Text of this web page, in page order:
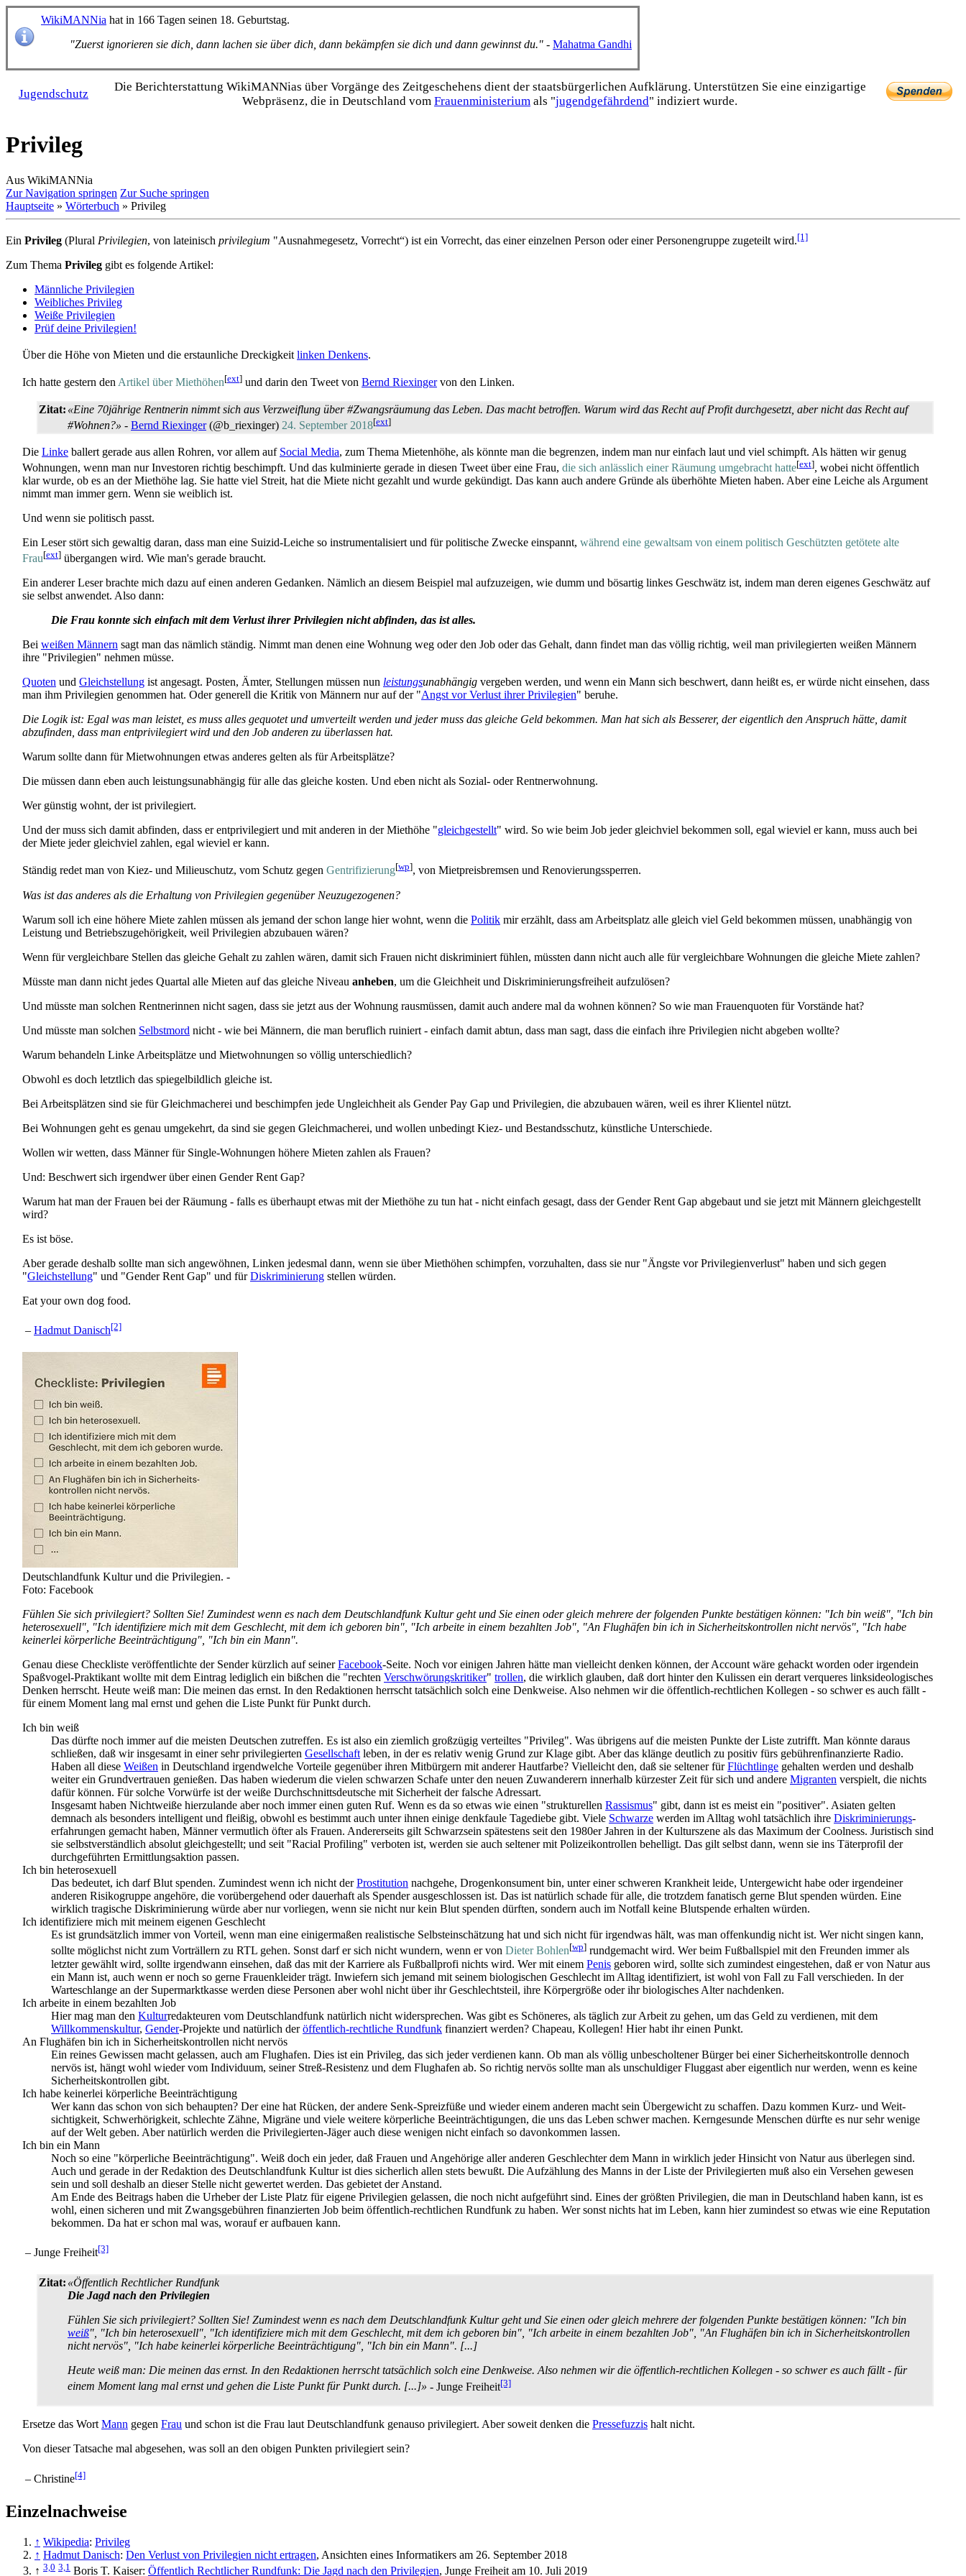
WikiMANNia hat in 166 Tagen seinen 18. Geburtstag.
"Zuerst ignorieren sie dich, dann lachen sie über dich, dann bekämpfen sie dich und dann gewinnst du." - Mahatma Gandhi
Jugendschutz
Die Bericht­erstattung WikiMANNias über Vorgänge des Zeitgeschehens dient der staats­bürgerlichen Aufklärung. Unterstützen Sie eine einzig­artige
Webpräsenz, die in Deutschland vom Frauen­ministerium als "jugend­gefährdend" indiziert wurde.
Privileg
Aus WikiMANNia
Zur Navigation springen Zur Suche springen
Hauptseite » Wörterbuch » Privileg
Ein Privileg (Plural Privilegien, von lateinisch privilegium "Ausnahmegesetz, Vorrecht“) ist ein Vorrecht, das einer einzelnen Person oder einer Personen­gruppe zugeteilt wird.[1]
Zum Thema Privileg gibt es folgende Artikel:
Männliche Privilegien
Weibliches Privileg
Weiße Privilegien
Prüf deine Privilegien!
Über die Höhe von Mieten und die erstaunliche Dreckigkeit linken Denkens.
Ich hatte gestern denArtikel über Miethöhen[ext] und darin den Tweet von Bernd Riexingervon den Linken.
Zitat: «Eine 70jährige Rentnerin nimmt sich aus Verzweiflung über #Zwangsräumung das Leben. Das macht betroffen. Warum wird das Recht auf Profit durchgesetzt, aber nicht das Recht auf
#Wohnen?» - Bernd Riexinger(@b_riexinger) 24. September 2018[ext]
Die Linke ballert gerade aus allen Rohren, vor allem auf Social Media, zum Thema Mietenhöhe, als könnte man die begrenzen, indem man nur einfach laut und viel schimpft. Als hätten wir genug
Wohnungen, wenn man nur Investoren richtig beschimpft. Und das kulminierte gerade in diesen Tweet über eine Frau, die sich anlässlich einer Räumung umgebracht hatte[ext], wobei nicht öffentlich
klar wurde, ob es an der Miethöhe lag. Sie hatte viel Streit, hat die Miete nicht gezahlt und wurde gekündigt. Das kann auch andere Gründe als überhöhte Mieten haben. Aber eine Leiche als Argument
nimmt man immer gern. Wenn sie weiblich ist.
Und wenn sie politisch passt.
Ein Leser stört sich gewaltig daran, dass man eine Suizid-Leiche so instrumentalisiert und für politische Zwecke einspannt, während eine gewaltsam von einem politisch Geschützten getötete alte
Frau[ext] übergangen wird. Wie man's gerade braucht.
Ein anderer Leser brachte mich dazu auf einen anderen Gedanken. Nämlich an diesem Beispiel mal aufzuzeigen, wie dumm und bösartig linkes Geschwätz ist, indem man deren eigenes Geschwätz auf
sie selbst anwendet. Also dann:
Die Frau konnte sich einfach mit dem Verlust ihrer Privilegien nicht abfinden, das ist alles.
Bei weißen Männern sagt man das nämlich ständig. Nimmt man denen eine Wohnung weg oder den Job oder das Gehalt, dann findet man das völlig richtig, weil man privilegierten weißen Männern
ihre "Privilegien" nehmen müsse.
Quoten und Gleichstellung ist angesagt. Posten, Ämter, Stellungen müssen nun leistungs­unabhängig vergeben werden, und wenn ein Mann sich beschwert, dann heißt es, er würde nicht einsehen, dass
man ihm Privilegien genommen hat. Oder generell die Kritik von Männern nur auf der "Angst vor Verlust ihrer Privilegien" beruhe.
Die Logik ist: Egal was man leistet, es muss alles gequotet und umverteilt werden und jeder muss das gleiche Geld bekommen. Man hat sich als Besserer, der eigentlich den Anspruch hätte, damit
abzufinden, dass man entprivilegiert wird und den Job anderen zu überlassen hat.
Warum sollte dann für Miet­wohnungen etwas anderes gelten als für Arbeits­plätze?
Die müssen dann eben auch leistungs­unabhängig für alle das gleiche kosten. Und eben nicht als Sozial- oder Rentner­wohnung.
Wer günstig wohnt, der ist privilegiert.
Und der muss sich damit abfinden, dass er entprivilegiert und mit anderen in der Miethöhe "gleichgestellt" wird. So wie beim Job jeder gleichviel bekommen soll, egal wieviel er kann, muss auch bei
der Miete jeder gleichviel zahlen, egal wieviel er kann.
Ständig redet man von Kiez- und Milieu­schutz, vom Schutz gegen Gentrifizierung[wp], von Mietpreis­bremsen und Renovierungs­sperren.
Was ist das anderes als die Erhaltung von Privilegien gegenüber Neu­zu­gezogenen?
Warum soll ich eine höhere Miete zahlen müssen als jemand der schon lange hier wohnt, wenn die Politik mir erzählt, dass am Arbeitsplatz alle gleich viel Geld bekommen müssen, unabhängig von
Leistung und Betriebs­zu­gehörigkeit, weil Privilegien abzubauen wären?
Wenn für vergleichbare Stellen das gleiche Gehalt zu zahlen wären, damit sich Frauen nicht diskriminiert fühlen, müssten dann nicht auch alle für vergleichbare Wohnungen die gleiche Miete zahlen?
Müsste man dann nicht jedes Quartal alle Mieten auf das gleiche Niveau anheben, um die Gleichheit und Diskriminierungs­freiheit aufzulösen?
Und müsste man solchen Rentnerinnen nicht sagen, dass sie jetzt aus der Wohnung rausmüssen, damit auch andere mal da wohnen können? So wie man Frauenquoten für Vorstände hat?
Und müsste man solchen Selbstmord nicht - wie bei Männern, die man beruflich ruiniert - einfach damit abtun, dass man sagt, dass die einfach ihre Privilegien nicht abgeben wollte?
Warum behandeln Linke Arbeitsplätze und Miet­wohnungen so völlig unterschiedlich?
Obwohl es doch letztlich das spiegelbildlich gleiche ist.
Bei Arbeitsplätzen sind sie für Gleichmacherei und beschimpfen jede Ungleichheit als Gender Pay Gap und Privilegien, die abzubauen wären, weil es ihrer Klientel nützt.
Bei Wohnungen geht es genau umgekehrt, da sind sie gegen Gleichmacherei, und wollen unbedingt Kiez- und Bestands­schutz, künstliche Unterschiede.
Wollen wir wetten, dass Männer für Single-Wohnungen höhere Mieten zahlen als Frauen?
Und: Beschwert sich irgendwer über einen Gender Rent Gap?
Warum hat man der Frauen bei der Räumung - falls es überhaupt etwas mit der Miethöhe zu tun hat - nicht einfach gesagt, dass der Gender Rent Gap abgebaut und sie jetzt mit Männern gleich­gestellt
wird?
Es ist böse.
Aber gerade deshalb sollte man sich angewöhnen, Linken jedesmal dann, wenn sie über Miethöhen schimpfen, vorzuhalten, dass sie nur "Ängste vor Privilegien­verlust" haben und sich gegen
"Gleichstellung" und "Gender Rent Gap" und fürDiskriminierung stellen würden.
Eat your own dog food.
– Hadmut Danisch[2]
Deutschlandfunk Kultur und die Privilegien. -
Foto: Facebook
Fühlen Sie sich privilegiert? Sollten Sie! Zumindest wenn es nach dem Deutschlandfunk Kultur geht und Sie einen oder gleich mehrere der folgenden Punkte bestätigen können: "Ich bin weiß", "Ich bin
heterosexuell", "Ich identifiziere mich mit dem Geschlecht, mit dem ich geboren bin", "Ich arbeite in einem bezahlten Job", "An Flughäfen bin ich in Sicherheits­kontrollen nicht nervös", "Ich habe
keinerlei körperliche Beeinträchtigung", "Ich bin ein Mann".
Genau diese Checkliste veröffentlichte der Sender kürzlich auf seinerFacebook-Seite. Noch vor einigen Jahren hätte man vielleicht denken können, der Account wäre gehackt worden oder irgendein
Spaßvogel-Praktikant wollte mit dem Eintrag lediglich ein bißchen die "rechten Verschwörungs­kritiker" trollen, die wirklich glauben, daß dort hinter den Kulissen ein derart verqueres links­ideologisches
Denken herrscht. Heute weiß man: Die meinen das ernst. In den Redaktionen herrscht tatsächlich solch eine Denkweise. Also nehmen wir die öffentlich-rechtlichen Kollegen - so schwer es auch fällt -
für einem Moment lang mal ernst und gehen die Liste Punkt für Punkt durch.
Ich bin weiß
Das dürfte noch immer auf die meisten Deutschen zutreffen. Es ist also ein ziemlich großzügig verteiltes "Privileg". Was übrigens auf die meisten Punkte der Liste zutrifft. Man könnte daraus
schließen, daß wir insgesamt in einer sehr privilegierten Gesellschaft leben, in der es relativ wenig Grund zur Klage gibt. Aber das klänge deutlich zu positiv fürs gebühren­finanzierte Radio.
Haben all diese Weißen in Deutschland irgendwelche Vorteile gegenüber ihren Mitbürgern mit anderer Hautfarbe? Vielleicht den, daß sie seltener fürFlüchtlinge gehalten werden und deshalb
weiter ein Grundvertrauen genießen. Das haben wiederum die vielen schwarzen Schafe unter den neuen Zuwanderern innerhalb kürzester Zeit für sich und andere Migranten verspielt, die nichts
dafür können. Für solche Vorwürfe ist der weiße Durchschnitts­deutsche mit Sicherheit der falsche Adressart.
Insgesamt haben Nichtweiße hierzulande aber noch immer einen guten Ruf. Wenn es da so etwas wie einen "strukturellen Rassismus" gibt, dann ist es meist ein "positiver". Asiaten gelten
demnach als besonders intelligent und fleißig, obwohl es bestimmt auch unter ihnen einige denkfaule Tagediebe gibt. Viele Schwarze werden im Alltag wohl tatsächlich ihre Diskriminierungs­
erfahrungen gemacht haben, Männer vermutlich öfter als Frauen. Andererseits gilt Schwarzsein spätestens seit den 1980er Jahren in der Kulturszene als das Maximum der Coolness. Juristisch sind
sie selbst­verständlich absolut gleichgestellt; und seit "Racial Profiling" verboten ist, werden sie auch seltener mit Polizei­kontrollen behelligt. Das gilt selbst dann, wenn sie ins Täterprofil der
durchgeführten Ermittlungsaktion passen.
Ich bin heterosexuell
Das bedeutet, ich darf Blut spenden. Zumindest wenn ich nicht derProstitution nachgehe, Drogen­konsument bin, unter einer schweren Krankheit leide, Untergewicht habe oder irgendeiner
anderen Risikogruppe angehöre, die vorübergehend oder dauerhaft als Spender ausgeschlossen ist. Das ist natürlich schade für alle, die trotzdem fanatisch gerne Blut spenden würden. Eine
wirklich tragische Diskriminierung würde aber nur vorliegen, wenn sie nicht nur kein Blut spenden dürften, sondern auch im Notfall keine Blutspende erhalten würden.
Ich identifiziere mich mit meinem eigenen Geschlecht
Es ist grundsätzlich immer von Vorteil, wenn man eine einigermaßen realistische Selbst­einschätzung hat und sich nicht für irgendwas hält, was man offenkundig nicht ist. Wer nicht singen kann,
sollte möglichst nicht zum Vorträllern zu RTL gehen. Sonst darf er sich nicht wundern, wenn er von Dieter Bohlen[wp] rundgemacht wird. Wer beim Fußballspiel mit den Freunden immer als
letzter gewählt wird, sollte irgendwann einsehen, daß das mit der Karriere als Fußballprofi nichts wird. Wer mit einem Penis geboren wird, sollte sich zumindest eingestehen, daß er von Natur aus
ein Mann ist, auch wenn er noch so gerne Frauen­kleider trägt. Inwiefern sich jemand mit seinem biologischen Geschlecht im Alltag identifiziert, ist wohl von Fall zu Fall verschieden. In der
Warteschlange an der Supermarkt­kasse werden diese Personen aber wohl nicht über ihr Geschlechtsteil, ihre Körpergröße oder ihr biologisches Alter nachdenken.
Ich arbeite in einem bezahlten Job
Hier mag man den Kultur­redakteuren vom Deutschlandfunk natürlich nicht widersprechen. Was gibt es Schöneres, als täglich zur Arbeit zu gehen, um das Geld zu verdienen, mit dem
Willkommenskultur, Gender-Projekte und natürlich deröffentlich-rechtliche Rundfunk finanziert werden? Chapeau, Kollegen! Hier habt ihr einen Punkt.
An Flughäfen bin ich in Sicherheits­kontrollen nicht nervös
Ein reines Gewissen macht gelassen, auch am Flughafen. Dies ist ein Privileg, das sich jeder verdienen kann. Ob man als völlig unbescholtener Bürger bei einer Sicherheits­kontrolle dennoch
nervös ist, hängt wohl wieder vom Individuum, seiner Streß-Resistenz und dem Flughafen ab. So richtig nervös sollte man als unschuldiger Fluggast aber eigentlich nur werden, wenn es keine
Sicherheitskontrollen gibt.
Ich habe keinerlei körperliche Beeinträchtigung
Wer kann das schon von sich behaupten? Der eine hat Rücken, der andere Senk-Spreizfüße und wieder einem anderen macht sein Übergewicht zu schaffen. Dazu kommen Kurz- und Weit­
sichtigkeit, Schwerhörigkeit, schlechte Zähne, Migräne und viele weitere körperliche Beeinträchtigungen, die uns das Leben schwer machen. Kerngesunde Menschen dürfte es nur sehr wenige
auf der Welt geben. Aber natürlich werden die Privilegierten-Jäger auch diese wenigen nicht einfach so davonkommen lassen.
Ich bin ein Mann
Noch so eine "körperliche Beeinträchtigung". Weiß doch ein jeder, daß Frauen und Angehörige aller anderen Geschlechter dem Mann in wirklich jeder Hinsicht von Natur aus überlegen sind.
Auch und gerade in der Redaktion des Deutschlandfunk Kultur ist dies sicherlich allen stets bewußt. Die Aufzählung des Manns in der Liste der Privilegierten muß also ein Versehen gewesen
sein und soll deshalb an dieser Stelle nicht gewertet werden. Das gebietet der Anstand.
Am Ende des Beitrags haben die Urheber der Liste Platz für eigene Privilegien gelassen, die noch nicht aufgeführt sind. Eines der größten Privilegien, die man in Deutschland haben kann, ist es
wohl, einen sicheren und mit Zwangs­gebühren finanzierten Job beim öffentlich-rechtlichen Rundfunk zu haben. Wer sonst nichts hat im Leben, kann hier zumindest so etwas wie eine Reputation
bekommen. Da hat er schon mal was, worauf er aufbauen kann.
– Junge Freiheit[3]
Zitat: «Öffentlich Rechtlicher Rundfunk
Die Jagd nach den Privilegien
Fühlen Sie sich privilegiert? Sollten Sie! Zumindest wenn es nach dem Deutschlandfunk Kultur geht und Sie einen oder gleich mehrere der folgenden Punkte bestätigen können: "Ich bin
weiß", "Ich bin heterosexuell", "Ich identifiziere mich mit dem Geschlecht, mit dem ich geboren bin", "Ich arbeite in einem bezahlten Job", "An Flughäfen bin ich in Sicherheits­kontrollen
nicht nervös", "Ich habe keinerlei körperliche Beeinträchtigung", "Ich bin ein Mann". [...]
Heute weiß man: Die meinen das ernst. In den Redaktionen herrscht tatsächlich solch eine Denkweise. Also nehmen wir die öffentlich-rechtlichen Kollegen - so schwer es auch fällt - für
einem Moment lang mal ernst und gehen die Liste Punkt für Punkt durch. [...]» - Junge Freiheit[3]
Ersetze das Wort Mann gegen Frau und schon ist die Frau laut Deutschlandfunk genauso privilegiert. Aber soweit denken die Pressefuzzis halt nicht.
Von dieser Tatsache mal abgesehen, was soll an den obigen Punkten privilegiert sein?
– Christine[4]
Einzelnachweise
↑ Wikipedia: Privileg
↑ Hadmut Danisch: Den Verlust von Privilegien nicht ertragen, Ansichten eines Informatikers am 26. September 2018
↑ 3,0 3,1 Boris T. Kaiser: Öffentlich Rechtlicher Rundfunk: Die Jagd nach den Privilegien, Junge Freiheit am 10. Juli 2019